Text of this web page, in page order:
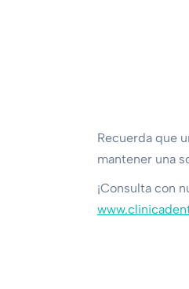
Recuerda que
mantener una
¡Consulta con